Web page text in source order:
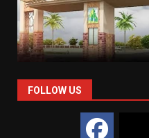
FOLLOW US